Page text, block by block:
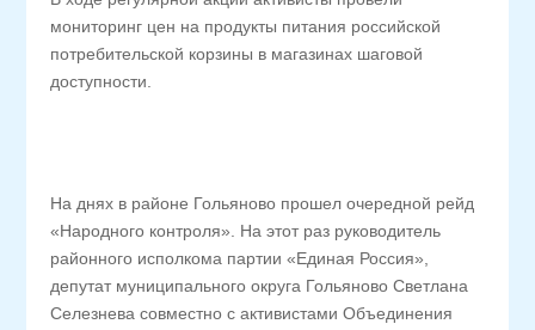
мониторинг цен на продукты питания российской
потребительской корзины в магазинах шаговой
доступности.
На днях в районе Гольяново прошел очередной рейд
«Народного контроля». На этот раз руководитель
районного исполкома партии «Единая Россия»,
депутат муниципального округа Гольяново Светлана
Селезнева совместно с активистами Объединения